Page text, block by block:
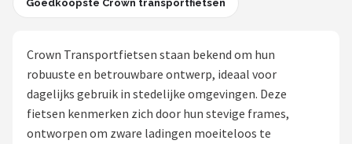
Stadsfietsen
Elektrische fietsen
Goedkoopste Crown transportfietsen
Crown Transportfietsen staan bekend om hun
robuuste en betrouwbare ontwerp, ideaal voor
dagelijks gebruik in stedelijke omgevingen. Deze
fietsen kenmerken zich door hun stevige frames,
ontworpen om zware ladingen moeiteloos te